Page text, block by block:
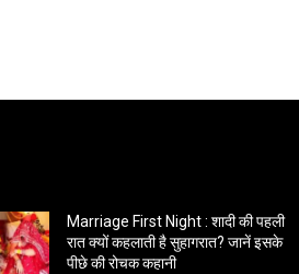
Marriage First Night : शादी की पहली
रात क्यों कहलाती है सुहागरात? जानें इसके
पीछे की रोचक कहानी